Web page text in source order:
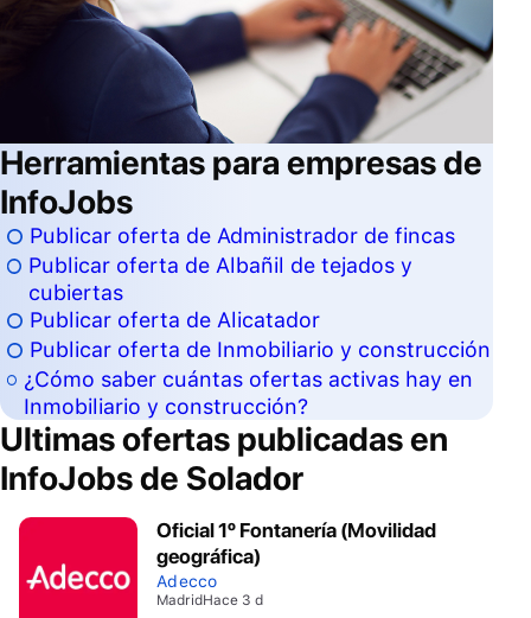
Herramientas para empresas de
InfoJobs
Publicar oferta de Administrador de fincas
Publicar oferta de Albañil de tejados y
cubiertas
Publicar oferta de Alicatador
Publicar oferta de Inmobiliario y construcción
¿Cómo saber cuántas ofertas activas hay en
Inmobiliario y construcción?
Ultimas ofertas publicadas en
InfoJobs de Solador
Oficial 1º Fontanería (Movilidad
geográfica)
Adecco
MadridHace 3 d